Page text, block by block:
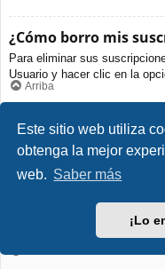
Este sitio web utiliza
obtenga la mejor
web. Saber más
¡Lo
¿Cómo borro mis
Para eliminar sus
Usuario y hacer clic en la
Arriba
Archivos Adjuntos
¿Qué archivos
Cada foro puede permitir o
está seguro de que tipos de
La Administración para